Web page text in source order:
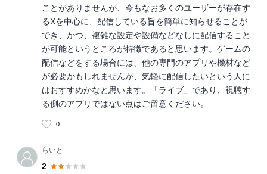
ことがありませんが、今もなお多くのユーザーが存在す
るXを中心に、配信している旨を簡単に知らせることが
でき、かつ、複雑な設定や設備などなしに配信すること
が可能というところが特徴であると思います。ゲームの
配信などをする場合には、他の専門のアプリや機材など
が必要かもしれませんが、気軽に配信したいという人に
はおすすめかなと思います。「ライブ」であり、視聴す
る側のアプリではない点はご留意ください。
0
らいと
2